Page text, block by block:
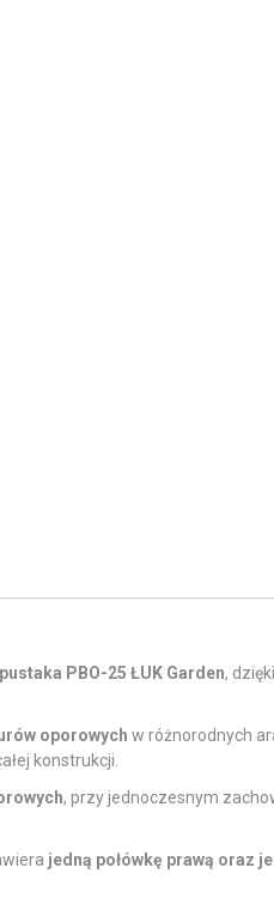
PBO-25 ŁUK Garden,
oporowych w różnorodnych
konstrukcji.
, przy jednoczesnym
jedną połówkę prawą oraz